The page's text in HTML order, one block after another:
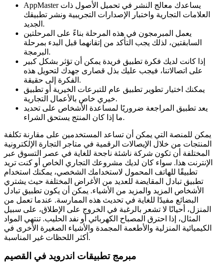
AppMaster يساعدك معالج النشر في تحميل الأصول ذات
العلامات التجارية واختبار الإصدارات التجريبية ونشر تطبيقك
الجديد.
يعمل المبرمجون في هذه المرحلة بناءً على المرحلتين
السابقتين، لذلك يجب التأكد من إتقانهما قبل البدء بمرحلة
البرمجة.
إذا كانت لديك فكرة تطبيق فريدة يمكن أن تؤثر بشكل كبير
على اتصالاتنا، فيجب عليك بذل قصارى جهدك لتحويل هذه
الفكرة إلى حقيقة.
يمكنك اختيار تطوير تطبيق عام للتبرعات الخيرية أو تطبيق
خيري خاص بالأعمال التجارية.
يعد تطبيق المراجعة ضروريًا لمساعدة الأشخاص على تحديد
ما إذا كان المنتج يستحق الشراء.
يمكن للمنصة التي يمكن أن تساعد المستخدمين على مقارنة تكلفة
المنتجات من خلال الإيصالات الرقمية في متاجر التجارة الإلكترونية
المختلفة أن تكون شركة ناشئة ناجحة للغاية في عصر التسوق عبر
الإنترنت هذا. سواء كان لديك مشروعك التجاري الخاص أو كنت تريد
تطبيقًا للهاتف المحمول لاستخدامك الشخصي، يمكنك استخدام
تطبيق تبادل المقايضة للعديد من الأغراض المختلفة حيث يشتري
الأشخاص المزيد والمزيد من الأشياء. يمكن أن يكون تطبيق تبادل
البضائع مفيدًا للغاية في تحديث هذه الممارسة. عندما تعمل من
المنزل، أحيانًا لا تشعر بالرغبة في الخروج على الإطلاق، على سبيل
المثال، إذا احترق المصباح الكهربائي أو نفد الحليب. تنتهي المواد
الكيميائية المنزلية والأطعمة المجمدة والأشياء الصغيرة الأخرى في
أكثر اللحظات غير المناسبة.
مبرمج تطبيقات اندرويد في القصيم